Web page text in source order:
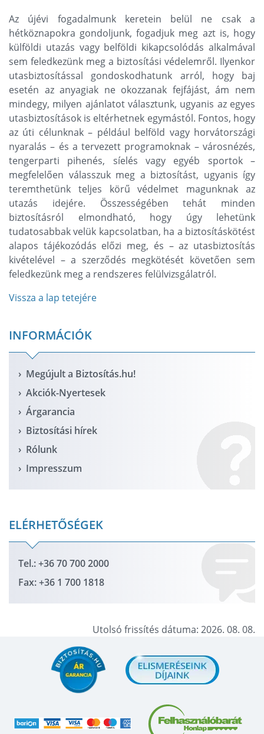
Az újévi fogadalmunk keretein belül ne csak a
hétköznapokra gondoljunk, fogadjuk meg azt is, hogy
külföldi utazás vagy belföldi kikapcsolódás alkalmával
sem feledkezünk meg a biztosítási védelemről. Ilyenkor
utasbiztosítással gondoskodhatunk arról, hogy baj
esetén az anyagiak ne okozzanak fejfájást, ám nem
mindegy, milyen ajánlatot választunk, ugyanis az egyes
utasbiztosítások is eltérhetnek egymástól. Fontos, hogy
az úti célunknak – például belföld vagy horvátországi
nyaralás – és a tervezett programoknak – városnézés,
tengerparti pihenés, síelés vagy egyéb sportok –
megfelelően válasszuk meg a biztosítást, ugyanis így
teremthetünk teljes körű védelmet magunknak az
utazás idejére. Összességében tehát minden
biztosításról elmondható, hogy úgy lehetünk
tudatosabbak velük kapcsolatban, ha a biztosításkötést
alapos tájékozódás előzi meg, és – az utasbiztosítás
kivételével – a szerződés megkötését követően sem
feledkezünk meg a rendszeres felülvizsgálatról.
Vissza a lap tetejére
INFORMÁCIÓK
Megújult a Biztosítás.hu!
Akciók-Nyertesek
Árgarancia
Biztosítási hírek
Rólunk
Impresszum
ELÉRHETŐSÉGEK
Tel.: +36 70 700 2000
Fax: +36 1 700 1818
Utolsó frissítés dátuma: 2026. 08. 08.